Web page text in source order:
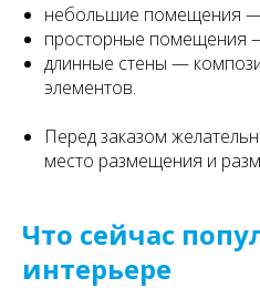
небольшие помещения
просторные помещения
длинные стены —
элементов.
Перед заказом
место размещения и
Что сейчас
интерьере